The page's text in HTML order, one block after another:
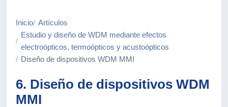
Inicio
Artículos
Estudio y diseño de WDM mediante efectos
electroópticos, termoópticos y acustoópticos
Diseño de dispositivos WDM MMI
6. Diseño de dispositivos WDM
MMI